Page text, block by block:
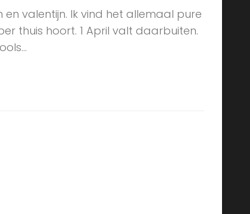
en valentijn. Ik vind het allemaal pure
thuis hoort. 1 April valt daarbuiten.